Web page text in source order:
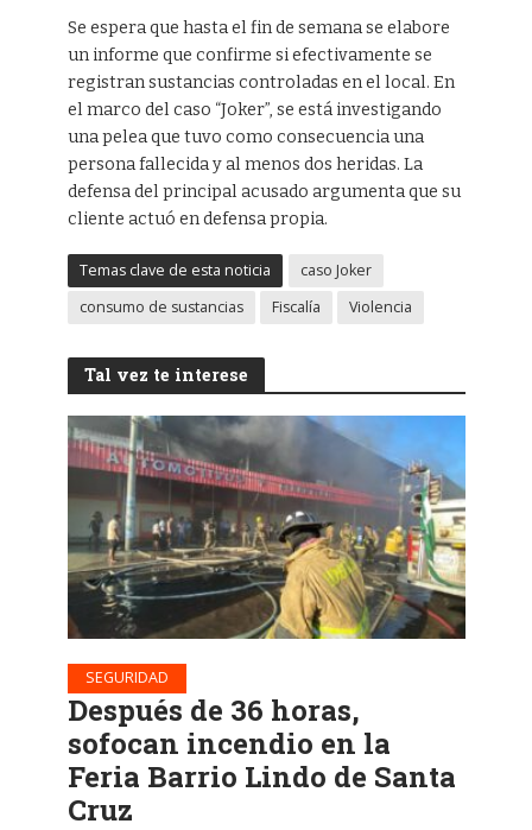
Se espera que hasta el fin de semana se elabore
un informe que confirme si efectivamente se
registran sustancias controladas en el local. En
el marco del caso “Joker”, se está investigando
una pelea que tuvo como consecuencia una
persona fallecida y al menos dos heridas. La
defensa del principal acusado argumenta que su
cliente actuó en defensa propia.
Temas clave de esta noticia
caso Joker
consumo de sustancias
Fiscalía Violencia
Tal vez te interese
SEGURIDAD
Después de 36 horas,
sofocan incendio en la
Feria Barrio Lindo de Santa
Cruz